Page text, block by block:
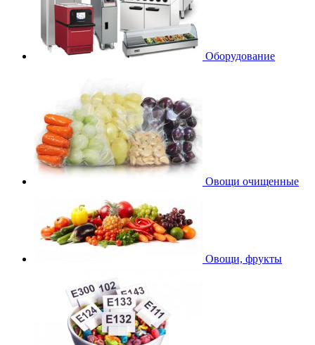
Оборудование
Овощи очищенные
Овощи, фрукты